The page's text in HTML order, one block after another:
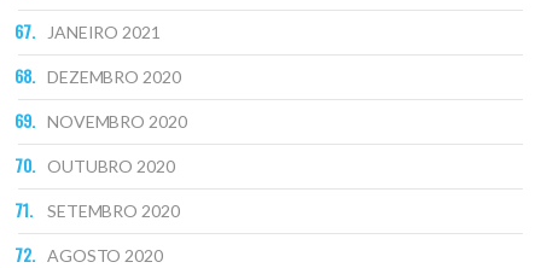
JANEIRO 2021
DEZEMBRO 2020
NOVEMBRO 2020
OUTUBRO 2020
SETEMBRO 2020
AGOSTO 2020